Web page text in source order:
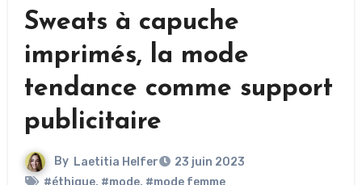
Sweats à capuche
imprimés, la mode
tendance comme support
publicitaire
By Laetitia Helfer
23 juin 2023